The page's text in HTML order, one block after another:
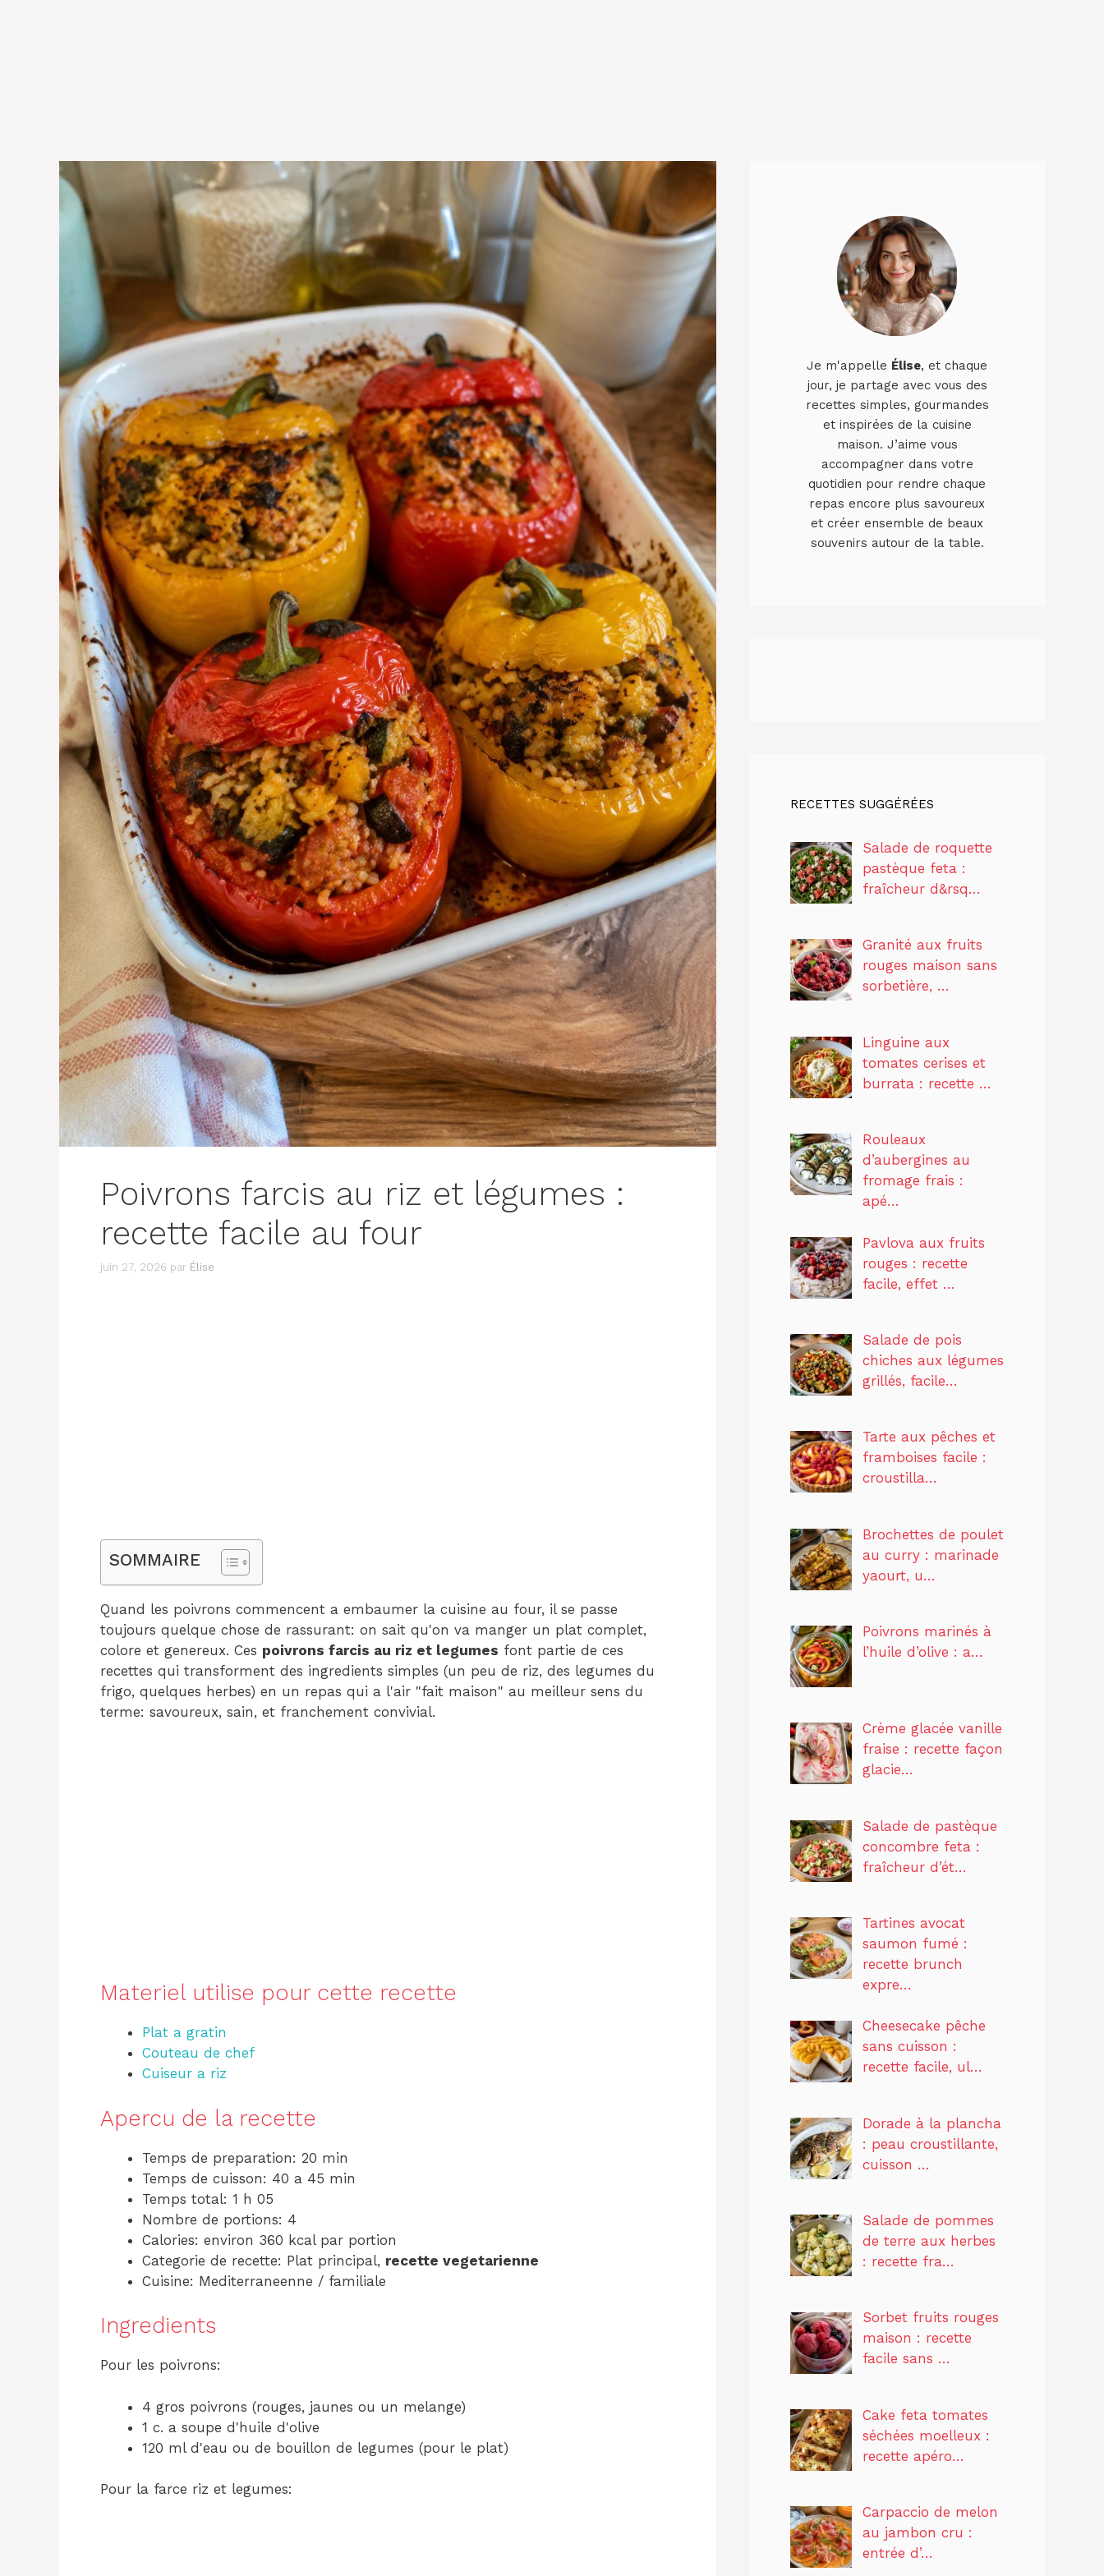
Poivrons farcis au riz et légumes :
recette facile au four
juin 27, 2026 par Élise
SOMMAIRE
Quand les poivrons commencent a embaumer la cuisine au four, il se passe
toujours quelque chose de rassurant: on sait qu'on va manger un plat complet,
colore et genereux. Ces poivrons farcis au riz et legumes font partie de ces
recettes qui transforment des ingredients simples (un peu de riz, des legumes du
frigo, quelques herbes) en un repas qui a l'air "fait maison" au meilleur sens du
terme: savoureux, sain, et franchement convivial.
Materiel utilise pour cette recette
Plat a gratin
Couteau de chef
Cuiseur a riz
Apercu de la recette
Temps de preparation: 20 min
Temps de cuisson: 40 a 45 min
Temps total: 1 h 05
Nombre de portions: 4
Calories: environ 360 kcal par portion
Categorie de recette: Plat principal, recette vegetarienne
Cuisine: Mediterraneenne / familiale
Ingredients
Pour les poivrons:
4 gros poivrons (rouges, jaunes ou un melange)
1 c. a soupe d'huile d'olive
120 ml d'eau ou de bouillon de legumes (pour le plat)
Pour la farce riz et legumes:
Je m'appelle Élise, et chaque
jour, je partage avec vous des
recettes simples, gourmandes
et inspirées de la cuisine
maison. J’aime vous
accompagner dans votre
quotidien pour rendre chaque
repas encore plus savoureux
et créer ensemble de beaux
souvenirs autour de la table.
RECETTES SUGGÉRÉES
Salade de roquette
pastèque feta :
fraîcheur d&rsq…
Granité aux fruits
rouges maison sans
sorbetière, …
Linguine aux
tomates cerises et
burrata : recette …
Rouleaux
d’aubergines au
fromage frais :
apé…
Pavlova aux fruits
rouges : recette
facile, effet …
Salade de pois
chiches aux légumes
grillés, facile…
Tarte aux pêches et
framboises facile :
croustilla…
Brochettes de poulet
au curry : marinade
yaourt, u…
Poivrons marinés à
l’huile d’olive : a…
Crème glacée vanille
fraise : recette façon
glacie…
Salade de pastèque
concombre feta :
fraîcheur d’ét…
Tartines avocat
saumon fumé :
recette brunch
expre…
Cheesecake pêche
sans cuisson :
recette facile, ul…
Dorade à la plancha
: peau croustillante,
cuisson …
Salade de pommes
de terre aux herbes
: recette fra…
Sorbet fruits rouges
maison : recette
facile sans …
Cake feta tomates
séchées moelleux :
recette apéro…
Carpaccio de melon
au jambon cru :
entrée d’…